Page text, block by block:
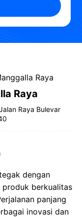
Raya
Raya
Raya Bulevar
dengan
produk berkualitas
panjang
inovasi dan